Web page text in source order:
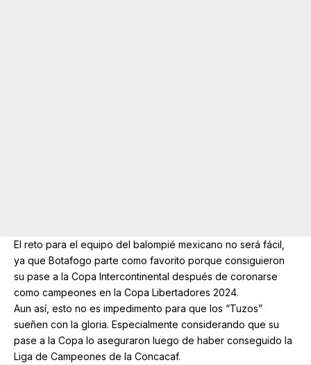
El reto para el equipo del balompié mexicano no será fácil,
ya que Botafogo parte como favorito porque consiguieron
su pase a la Copa Intercontinental después de coronarse
como campeones en la Copa Libertadores 2024.
Aun así, esto no es impedimento para que los “Tuzos”
sueñen con la gloria. Especialmente considerando que su
pase a la Copa lo aseguraron luego de haber conseguido la
Liga de Campeones de la Concacaf.